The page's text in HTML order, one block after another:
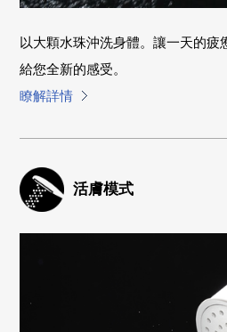
以大顆水珠沖洗身體。讓一天的疲
給您全新的感受。
瞭解詳情
活膚模式